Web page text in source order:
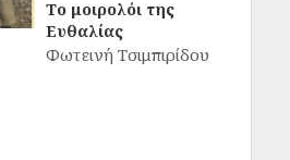
Το μοιρολόι της
Ευθαλίας
Φωτεινή Τσιμπιρίδου